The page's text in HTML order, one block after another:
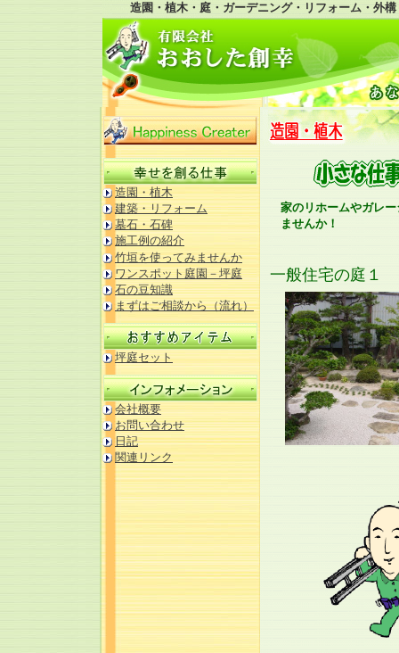
造園・植木・庭・ガーデニング・リフォーム・外
造園・植木
建築・リフォーム
墓石・石碑
施工例の紹介
竹垣を使ってみませんか
ワンスポット庭園－坪庭
石の豆知識
まずはご相談から（流れ）
坪庭セット
会社概要
お問い合わせ
日記
関連リンク
家のリホームやガレ
ませんか！
一般住宅の庭１